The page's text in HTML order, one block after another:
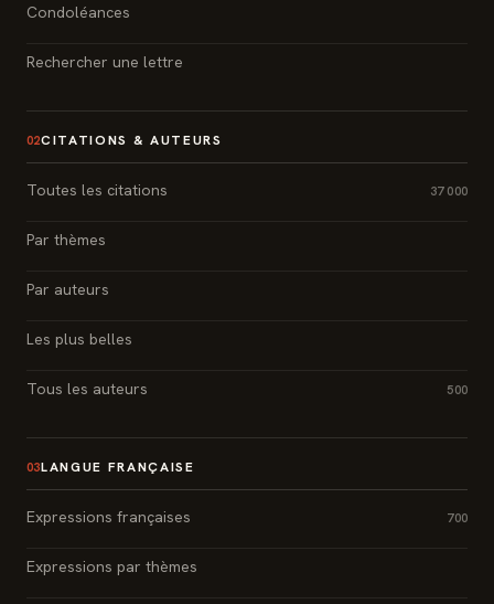
Condoléances
Rechercher une lettre
02CITATIONS & AUTEURS
Toutes les citations 37 000
Par thèmes
Par auteurs
Les plus belles
Tous les auteurs 500
03LANGUE FRANÇAISE
Expressions françaises 700
Expressions par thèmes